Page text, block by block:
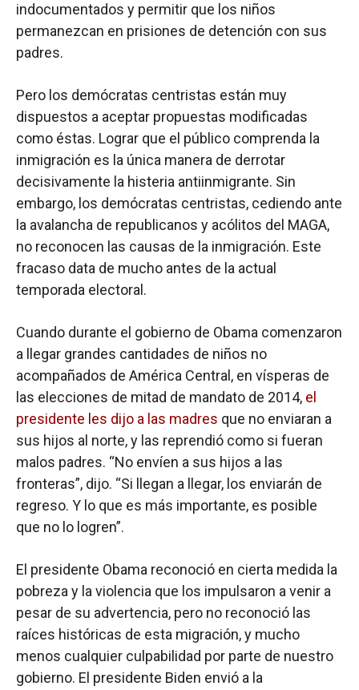
indocumentados y permitir que los niños
permanezcan en prisiones de detención con sus
padres.
Pero los demócratas centristas están muy
dispuestos a aceptar propuestas modificadas
como éstas. Lograr que el público comprenda la
inmigración es la única manera de derrotar
decisivamente la histeria antiinmigrante. Sin
embargo, los demócratas centristas, cediendo ante
la avalancha de republicanos y acólitos del MAGA,
no reconocen las causas de la inmigración. Este
fracaso data de mucho antes de la actual
temporada electoral.
Cuando durante el gobierno de Obama comenzaron
a llegar grandes cantidades de niños no
acompañados de América Central, en vísperas de
las elecciones de mitad de mandato de 2014, el
presidente les dijo a las madres que no enviaran a
sus hijos al norte, y las reprendió como si fueran
malos padres. “No envíen a sus hijos a las
fronteras”, dijo. “Si llegan a llegar, los enviarán de
regreso. Y lo que es más importante, es posible
que no lo logren”.
El presidente Obama reconoció en cierta medida la
pobreza y la violencia que los impulsaron a venir a
pesar de su advertencia, pero no reconoció las
raíces históricas de esta migración, y mucho
menos cualquier culpabilidad por parte de nuestro
gobierno. El presidente Biden envió a la